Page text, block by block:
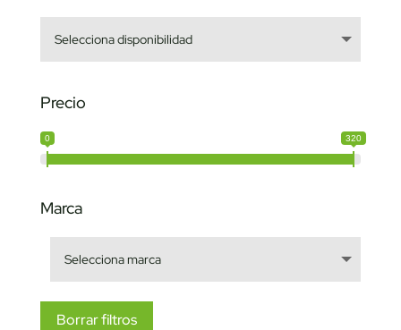
Precio
0 320
Marca
Borrar filtros